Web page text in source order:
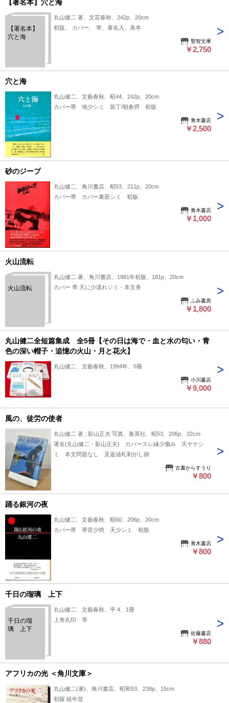
【署名本】穴と海
【署名本】
穴と海
丸山健二 著、文芸春秋、242p、20cm
初版、 カバー、 帯、署名入、美本
聖智文庫
￥2,750
穴と海
丸山健二、文藝春秋、昭44、242p、20cm
カバー帯 地少シミ 装丁/朝倉摂 初版
青木書店
￥2,500
砂のジープ
丸山健二、角川書店、昭53、211p、20cm
カバー帯 カバー裏面シミ 初版
青木書店
￥1,000
火山流転
火山流転
丸山健二 著、角川書店、1981年初版、181p、20cm
カバー 帯 天に少濡れジミ・本文美
ふみ書房
￥1,800
丸山健二全短篇集成 全5冊【その日は海で・血と水の匂い・青
色の深い帽子・追憶の火山・月と花火】
丸山健二、文藝春秋、1994年、5冊
小川書店
￥9,000
風の、徒労の使者
丸山健二 著 ; 影山正夫 写真、集英社、昭53、206p、22cm
署名(丸山健二・影山正夫) カバースレ縁少傷み 天ヤケシ
ミ 本文問題なし 見返値札剥がし跡
古書からすうり
￥800
踊る銀河の夜
丸山健二、文藝春秋、昭60、206p、20cm
カバー帯 帯背少焼 天少シミ 初版
青木書店
￥800
千日の瑠璃 上下
千日の瑠
璃 上下
丸山健二、文藝春秋、平 4、1冊
上巻丸印 帯
佐藤書店
￥880
アフリカの光 ＜角川文庫＞
丸山健二(著)、角川書店、昭和53、238p、15cm
初版 経年並